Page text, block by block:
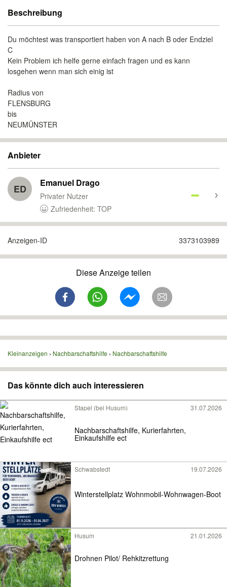
Beschreibung
Du möchtest was transportiert haben von A nach B oder Endziel
C
Kein Problem ich helfe gerne einfach fragen und es kann
losgehen wenn man sich einig ist
Radius von
FLENSBURG
bis
NEUMÜNSTER
Anbieter
ED Emanuel Drago
Privater Nutzer
Zufriedenheit: TOP
Anzeigen-ID 3373103989
Diese Anzeige teilen
Kleinanzeigen Nachbarschaftshilfe Nachbarschaftshilfe
Das könnte dich auch interessieren
Stapel (bei Husum) 31.07.2026
Nachbarschaftshilfe, Kurierfahrten,
Einkaufshilfe ect
Schwabstedt 19.07.2026
Winterstellplatz Wohnmobil-Wohnwagen-Boot
Husum 21.01.2026
Drohnen Pilot/ Rehkitzrettung